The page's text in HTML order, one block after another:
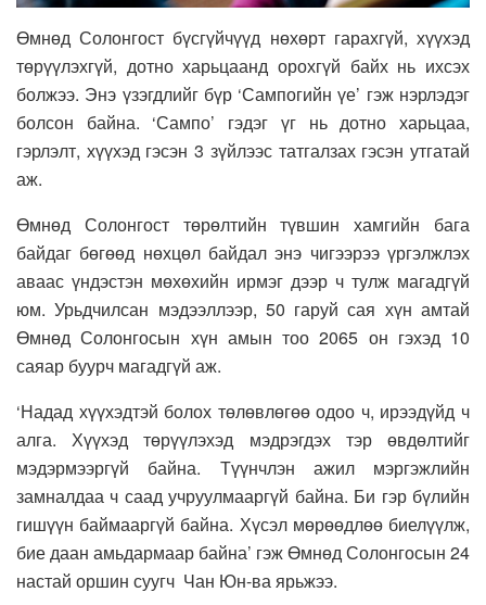
Өмнөд Солонгост бүсгүйчүүд нөхөрт гарахгүй, хүүхэд
төрүүлэхгүй, дотно харьцаанд орохгүй байх нь ихсэх
болжээ. Энэ үзэгдлийг бүр ‘Сампогийн үе’ гэж нэрлэдэг
болсон байна. ‘Сампо’ гэдэг үг нь дотно харьцаа,
гэрлэлт, хүүхэд гэсэн 3 зүйлээс татгалзах гэсэн утгатай
аж.
Өмнөд Солонгост төрөлтийн түвшин хамгийн бага
байдаг бөгөөд нөхцөл байдал энэ чигээрээ үргэлжлэх
аваас үндэстэн мөхөхийн ирмэг дээр ч тулж магадгүй
юм. Урьдчилсан мэдээллээр, 50 гаруй сая хүн амтай
Өмнөд Солонгосын хүн амын тоо 2065 он гэхэд 10
саяар буурч магадгүй аж.
‘Надад хүүхэдтэй болох төлөвлөгөө одоо ч, ирээдүйд ч
алга. Хүүхэд төрүүлэхэд мэдрэгдэх тэр өвдөлтийг
мэдэрмээргүй байна. Түүнчлэн ажил мэргэжлийн
замналдаа ч саад учруулмааргүй байна. Би гэр бүлийн
гишүүн баймааргүй байна. Хүсэл мөрөөдлөө биелүүлж,
бие даан амьдармаар байна’ гэж Өмнөд Солонгосын 24
настай оршин суугч Чан Юн-ва ярьжээ.